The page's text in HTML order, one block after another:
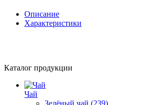
Описание
Характеристики
Каталог продукции
Чай
Зелёный чай (239)